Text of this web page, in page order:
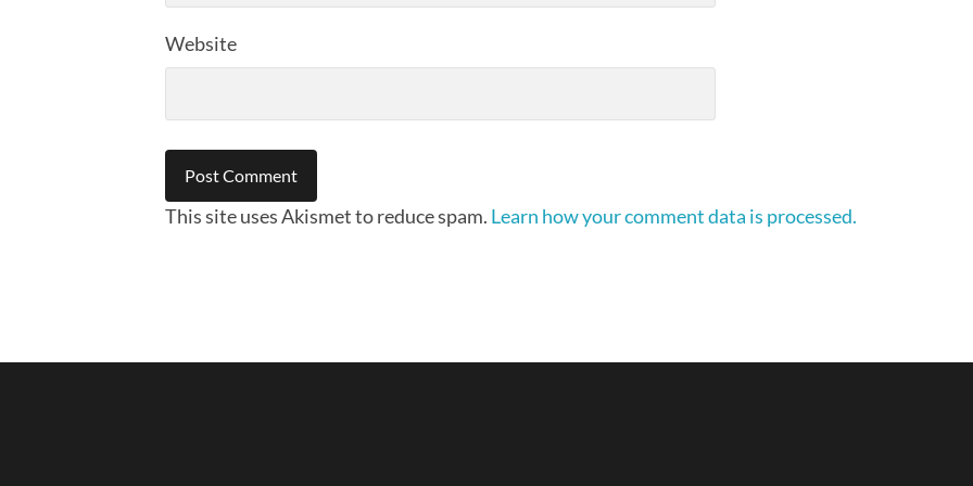
Website
This site uses Akismet to reduce spam. Learn how your comment data is processed.